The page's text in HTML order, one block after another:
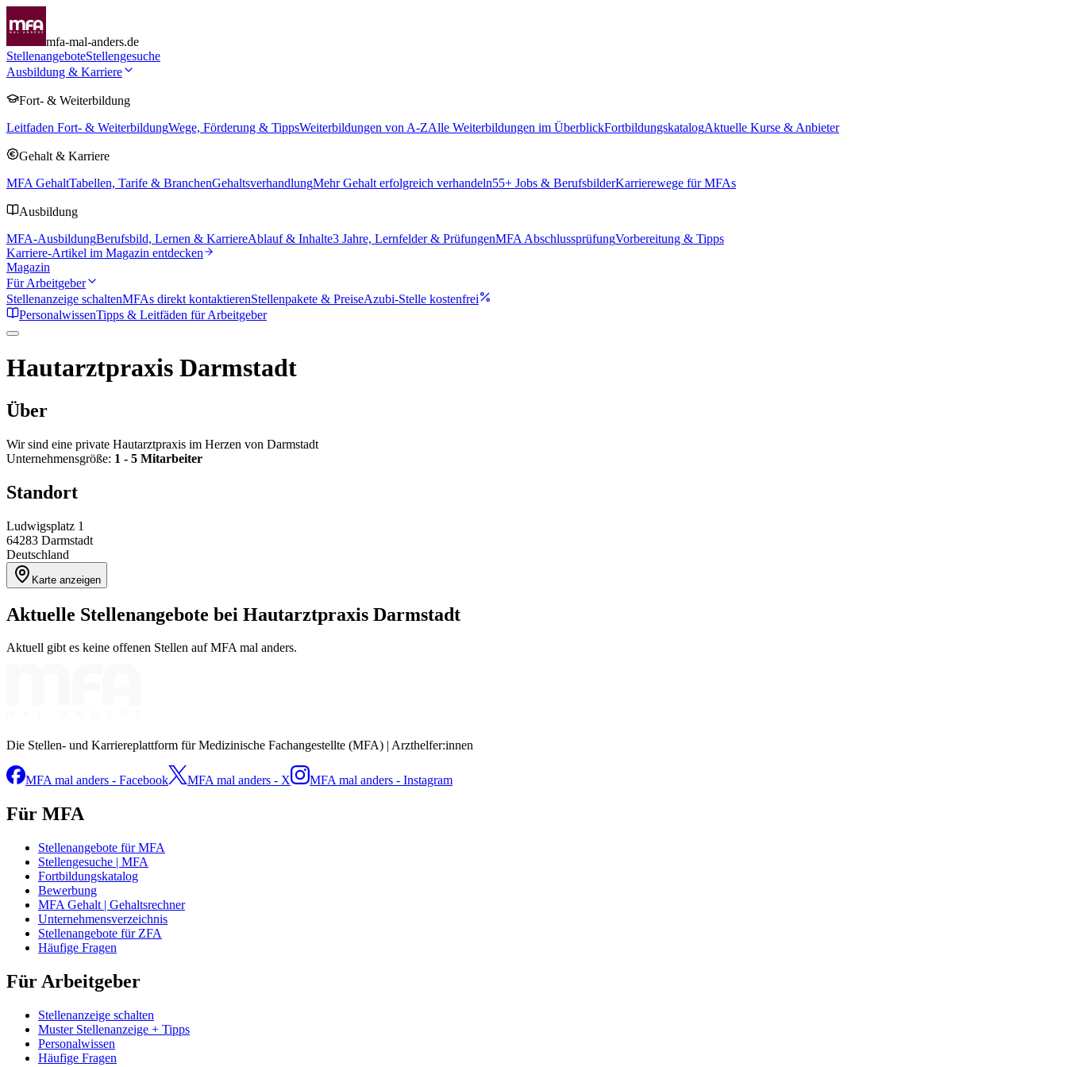
mfa-mal-anders.de
StellenangeboteStellengesuche
Ausbildung & Karriere
Fort- & Weiterbildung
Leitfaden Fort- & WeiterbildungWege, Förderung & TippsWeiterbildungen von A-ZAlle Weiterbildungen im ÜberblickFortbildungskatalogAktuelle Kurse & Anbieter
Gehalt & Karriere
MFA GehaltTabellen, Tarife & BranchenGehaltsverhandlungMehr Gehalt erfolgreich verhandeln55+ Jobs & BerufsbilderKarrierewege für MFAs
Ausbildung
MFA-AusbildungBerufsbild, Lernen & KarriereAblauf & Inhalte3 Jahre, Lernfelder & PrüfungenMFA AbschlussprüfungVorbereitung & Tipps
Karriere-Artikel im Magazin entdecken
Magazin
Für Arbeitgeber
Stellenanzeige schaltenMFAs direkt kontaktierenStellenpakete & PreiseAzubi-Stelle kostenfrei
PersonalwissenTipps & Leitfäden für Arbeitgeber
Hautarztpraxis Darmstadt
Über
Wir sind eine private Hautarztpraxis im Herzen von Darmstadt
Unternehmensgröße: 1 - 5 Mitarbeiter
Standort
Ludwigsplatz 1
64283 Darmstadt
Deutschland
Karte anzeigen
Aktuelle Stellenangebote bei Hautarztpraxis Darmstadt
Aktuell gibt es keine offenen Stellen auf MFA mal anders.
Die Stellen- und Karriereplattform für Medizinische Fachangestellte (MFA) | Arzthelfer:innen
MFA mal anders - Facebook MFA mal anders - X MFA mal anders - Instagram
Für MFA
Stellenangebote für MFA
Stellengesuche | MFA
Fortbildungskatalog
Bewerbung
MFA Gehalt | Gehaltsrechner
Unternehmensverzeichnis
Stellenangebote für ZFA
Häufige Fragen
Für Arbeitgeber
Stellenanzeige schalten
Muster Stellenanzeige + Tipps
Personalwissen
Häufige Fragen